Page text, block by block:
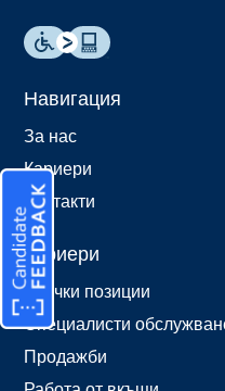
Навигация
За нас
Кариери
Контакти
Кариери
Всички позиции
Специалисти
Продажби